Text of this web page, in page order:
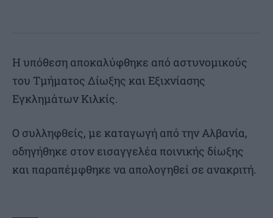
Η υπόθεση αποκαλύφθηκε από αστυνομικούς
του Τμήματος Δίωξης και Εξιχνίασης
Εγκλημάτων Κιλκίς.
Ο συλληφθείς, με καταγωγή από την Αλβανία,
οδηγήθηκε στον εισαγγελέα ποινικής δίωξης
και παραπέμφθηκε να απολογηθεί σε ανακριτή.